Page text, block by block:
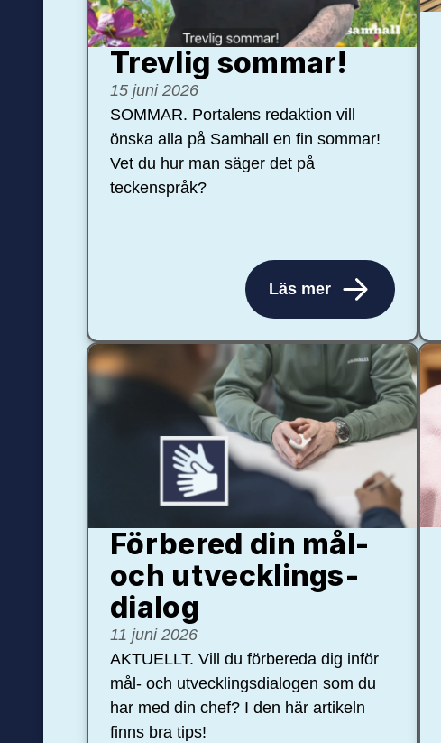
Trevlig sommar!
15 juni 2026
SOMMAR. Portalens redaktion vill
önska alla på Samhall en fin sommar!
Vet du hur man säger det på
teckenspråk?
Läs mer
Förbered din mål-
och ut­veck­lings­
dialog
11 juni 2026
AKTUELLT. Vill du förbereda dig inför
mål- och utvecklingsdialogen som du
har med din chef? I den här artikeln
finns bra tips!